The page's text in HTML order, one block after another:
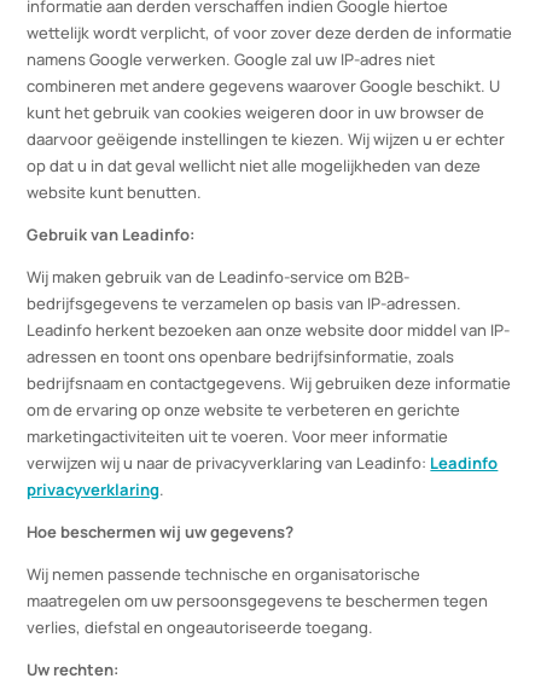
deze informatie om bij te houden hoe u de website gebruikt,
rapporten over de website-activiteit op te stellen voor website-
exploitanten en andere diensten aan te bieden met betrekking
tot website-activiteit en internetgebruik. Google mag deze
informatie aan derden verschaffen indien Google hiertoe
wettelijk wordt verplicht, of voor zover deze derden de
namens Google verwerken. Google zal uw IP-adres niet
kunt het gebruik van cookies weigeren door in uw browser de
daarvoor geëigende instellingen te kiezen. Wij wijzen u er
op dat u in dat geval wellicht niet alle mogelijkheden van deze
website kunt benutten.
Gebruik van Leadinfo:
Wij maken gebruik van de Leadinfo-service om B2B-
bedrijfsgegevens te verzamelen op basis van IP-adressen.
Leadinfo herkent bezoeken aan onze website door middel van
bedrijfsnaam en contactgegevens. Wij gebruiken deze
om de ervaring op onze website te verbeteren en gerichte
marketingactiviteiten uit te voeren. Voor meer informatie
verwijzen wij u naar de privacyverklaring van Leadinfo: